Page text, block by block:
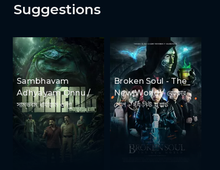
Suggestions
Sambhavam
Adhyayam Onnu /
সাম্ভবম ধার্যায়াম ওন্ণু
Broken Soul - The
New World / ব্রোকার
সোল - দ্য নিউ ওয়ার্ল্ড